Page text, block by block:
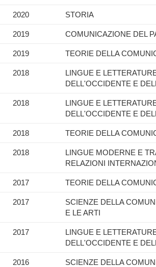
2020 STORIA
2019 COMUNICAZIONE DEL
2019 TEORIE DELLA
2018
LINGUE E
DELL'OCCIDENTE E
2018
LINGUE E
DELL'OCCIDENTE E
2018 TEORIE DELLA
2018
LINGUE MODERNE E
RELAZIONI
2017 TEORIE DELLA
2017
SCIENZE DELLA
E LE ARTI
2017
LINGUE E
DELL'OCCIDENTE E
2016
SCIENZE DELLA